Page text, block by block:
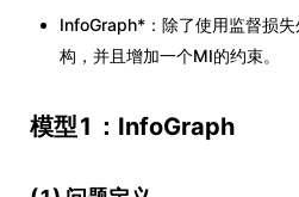
InfoGraph*：除了使用监督损
构，并且增加一个MI的约束。
模型1：InfoGraph